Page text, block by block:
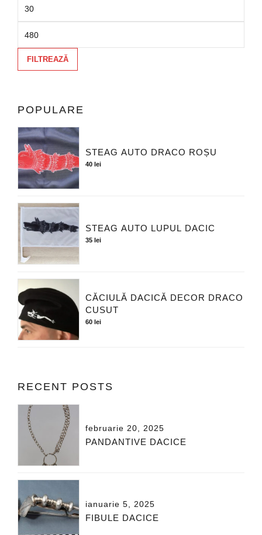
FILTREAZĂ
POPULARE
STEAG AUTO DRACO ROȘU
40lei
STEAG AUTO LUPUL DACIC
35lei
CĂCIULĂ DACICĂ DECOR DRACO
CUSUT
60lei
RECENT POSTS
februarie 20, 2025
PANDANTIVE DACICE
ianuarie 5, 2025
FIBULE DACICE